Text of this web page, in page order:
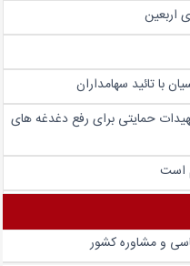
حمایتی برای رفع دغدغه های
و مشاوره کشور